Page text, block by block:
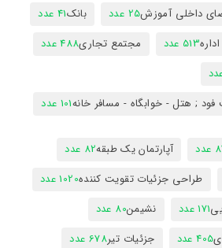
داخلی آموزش25 عدد بانک41 عدد
513 عدد مجتمع تجاری488 عدد
; هتل - خوابگاه - مسافر خانه101 عدد
آپارتمان یک طبقه82 عدد
طراحی جزئیات تقویت کننده1020 عدد
171 عدد نشیمن80 عدد
405 عدد جزئیات تیر678 عدد